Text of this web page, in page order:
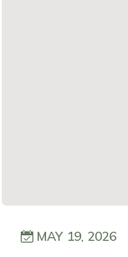
MAY 19, 2026